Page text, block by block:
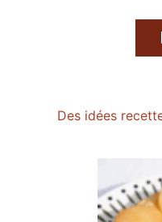
Des idées